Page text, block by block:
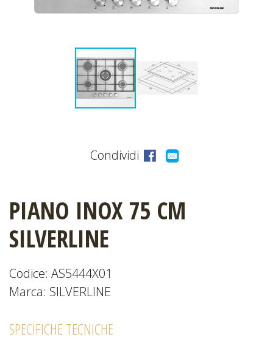
PRODOTTI
EVENTI
NEWS
Condividi
PIANO INOX 75 CM
SILVERLINE
Codice: AS5444X01
Marca: SILVERLINE
SPECIFICHE TECNICHE